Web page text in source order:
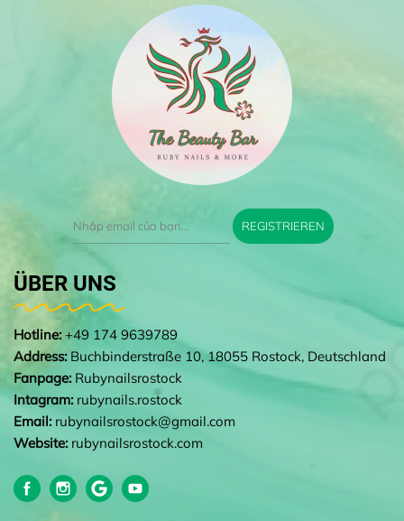
REGISTRIEREN
ÜBER UNS
Hotline: +49 174 9639789
Address: Buchbinderstraße 10, 18055 Rostock, Deutschland
Fanpage: Rubynailsrostock
Intagram: rubynails.rostock
Email: rubynailsrostock@gmail.com
Website: rubynailsrostock.com